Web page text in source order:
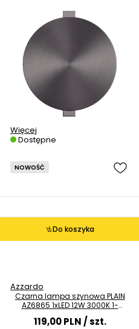
Więcej
Dostępne
Do koszyka
NOWOŚĆ
Azzardo
Czarna lampa szynowa PLAIN
AZ6865 1xLED 12W 3000K 1-
fazowa belka
119,00 PLN/ szt.